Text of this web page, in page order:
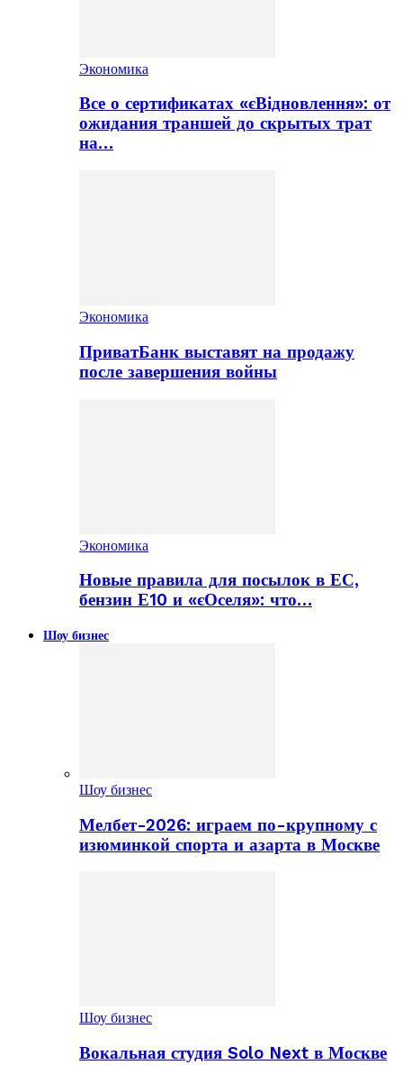
Экономика
Все о сертификатах «єВідновлення»: от
ожидания траншей до скрытых трат
на…
Экономика
ПриватБанк выставят на продажу
после завершения войны
Экономика
Новые правила для посылок в ЕС,
бензин Е10 и «єОселя»: что…
Шоу бизнес
Шоу бизнес
Мелбет-2026: играем по-крупному с
изюминкой спорта и азарта в Москве
Шоу бизнес
Вокальная студия Solo Next в Москве